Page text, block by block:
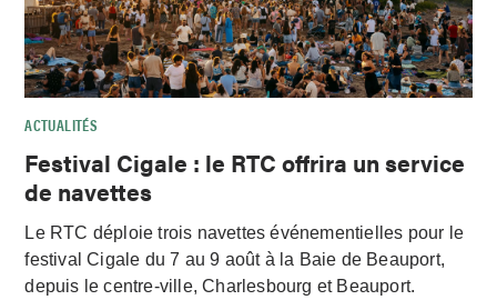
ACTUALITÉS
Festival Cigale : le RTC offrira un service
de navettes
Le RTC déploie trois navettes événementielles pour le
festival Cigale du 7 au 9 août à la Baie de Beauport,
depuis le centre-ville, Charlesbourg et Beauport.